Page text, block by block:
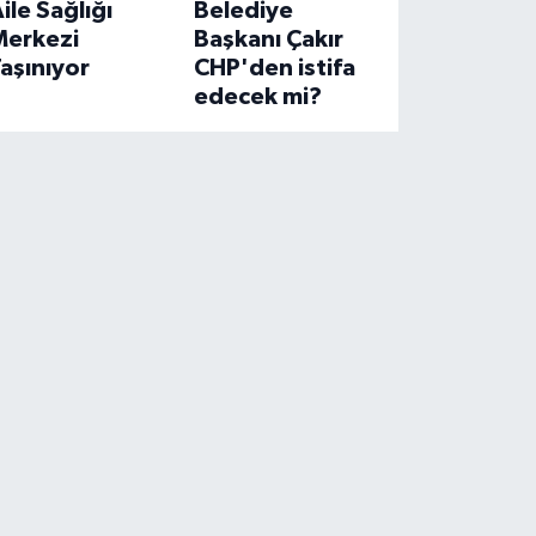
Sağlığı
Belediye
Başkanı Çakır
CHP'den istifa
edecek mi?